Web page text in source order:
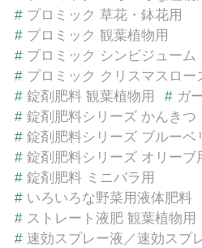
# プロミック 草花・鉢花用
# プロミック 観葉植物用
# プロミック シンビジューム
# プロミック クリスマスロー
# 錠剤肥料 観葉植物用 # ガ
# 錠剤肥料シリーズ かんきつ
# 錠剤肥料シリーズ ブルーベ
# 錠剤肥料シリーズ オリーブ
# 錠剤肥料 ミニバラ用
# いろいろな野菜用液体肥料
# ストレート液肥 観葉植物用
# 速効スプレー液／速効スプ